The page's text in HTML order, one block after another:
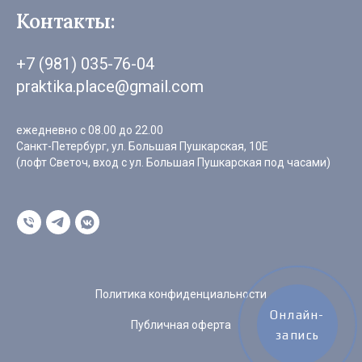
Контакты:
+7 (981) 035-76-04
praktika.place@gmail.com
ежедневно с 08.00 до 22.00
Санкт-Петербург, ул. Большая Пушкарская, 10Е
(лофт Светоч, вход с ул. Большая Пушкарская под часами)
Политика конфиденциальности
Публичная оферта
Онлайн-
запись